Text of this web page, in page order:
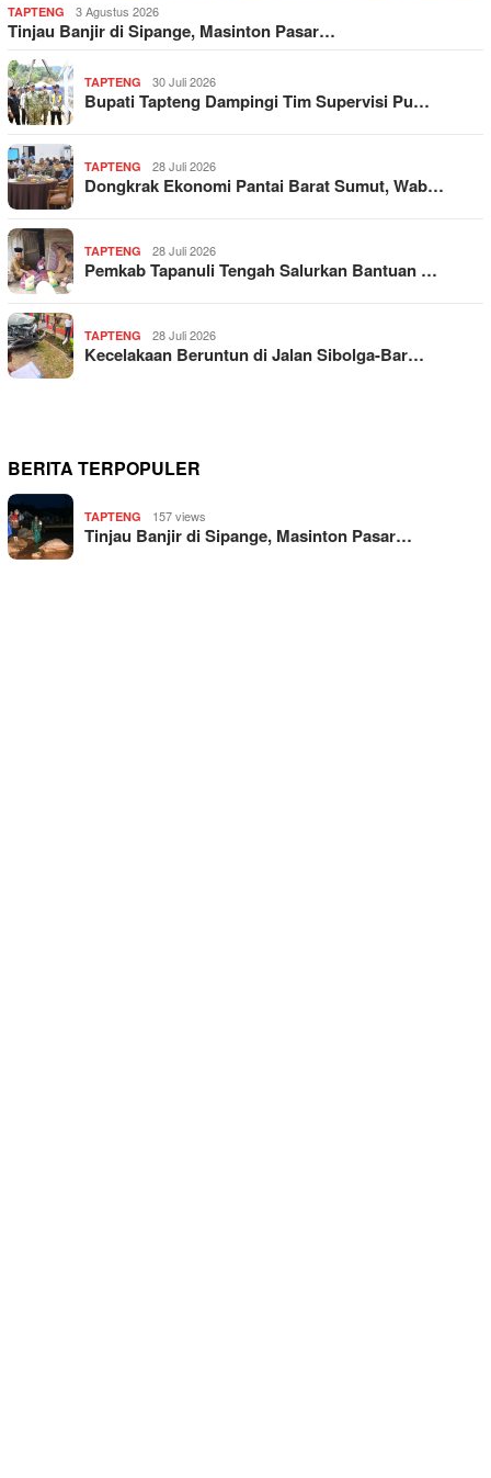
TAPTENG 3 Agustus 2026
Tinjau Banjir di Sipange, Masinton Pasar…
TAPTENG 30 Juli 2026
Bupati Tapteng Dampingi Tim Supervisi Pu…
TAPTENG 28 Juli 2026
Dongkrak Ekonomi Pantai Barat Sumut, Wab…
TAPTENG 28 Juli 2026
Pemkab Tapanuli Tengah Salurkan Bantuan …
TAPTENG 28 Juli 2026
Kecelakaan Beruntun di Jalan Sibolga-Bar…
BERITA TERPOPULER
TAPTENG 157 views
Tinjau Banjir di Sipange, Masinton Pasar…